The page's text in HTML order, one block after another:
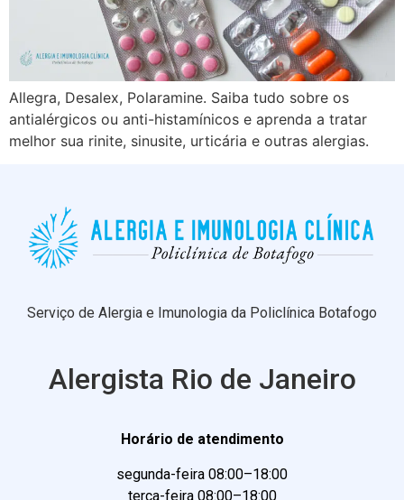
Allegra, Desalex, Polaramine. Saiba tudo sobre os
antialérgicos ou anti-histamínicos e aprenda a tratar
melhor sua rinite, sinusite, urticária e outras alergias.
Serviço de Alergia e Imunologia da Policlínica Botafogo
Alergista Rio de Janeiro
Horário de atendimento
segunda-feira 08:00–18:00
terça-feira 08:00–18:00